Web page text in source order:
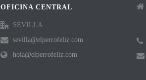
OFICINA CENTRAL
SEVILLA
sevilla@elperrofeliz.com
hola@elperrofeliz.com